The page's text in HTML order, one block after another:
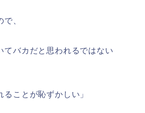
、
てバカだと思われるではない
ることが恥ずかしい」